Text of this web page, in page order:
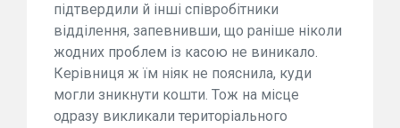
підтвердили й інші співробітники
відділення, запевнивши, що раніше ніколи
жодних проблем із касою не виникало.
Керівниця ж їм ніяк не пояснила, куди
могли зникнути кошти. Тож на місце
одразу викликали територіального